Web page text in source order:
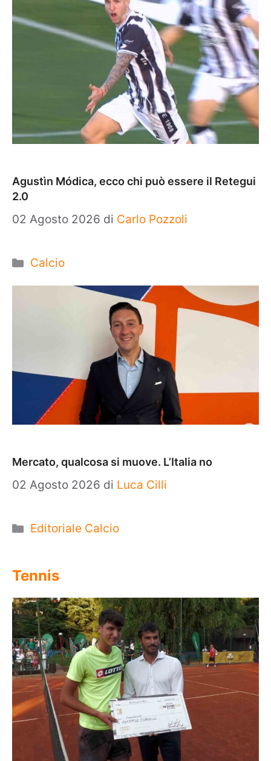
Agustìn Módica, ecco chi può essere il Retegui
2.0
02 Agosto 2026 di Carlo Pozzoli
Categorie
Calcio
Mercato, qualcosa si muove. L’Italia no
02 Agosto 2026 di Luca Cilli
Categorie
Editoriale Calcio
Tennis